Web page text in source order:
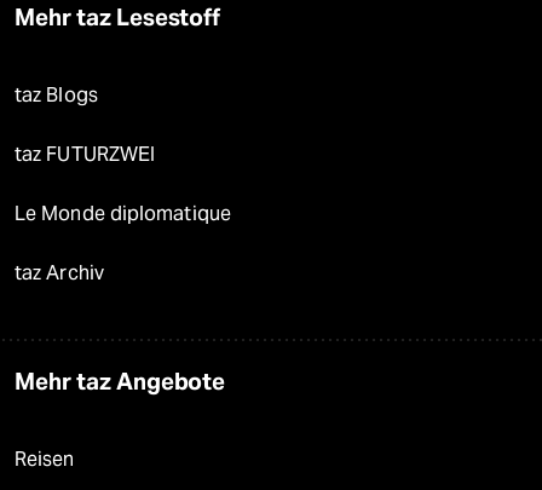
Mehr taz Lesestoff
taz Blogs
taz FUTURZWEI
Le Monde diplomatique
taz Archiv
Mehr taz Angebote
Reisen